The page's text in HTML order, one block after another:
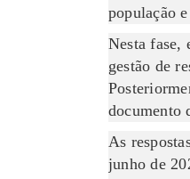
população
Nesta fase,
gestão de
documento
As
junho de